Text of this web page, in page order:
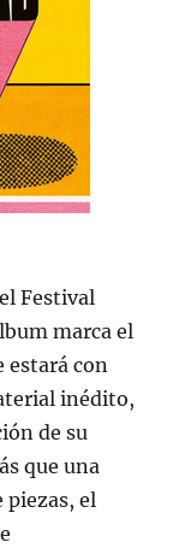
Festival
marca el
estará con
inédito,
de su
que una
piezas, el